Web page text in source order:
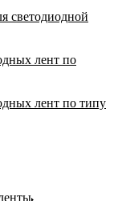
светодиодной
лент по
лент по типу